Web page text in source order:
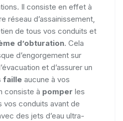
Il consiste en effet à
réseau d’assainissement,
de tous vos conduits et
d’obturation. Cela
d’engorgement sur
et d’assurer un
faille aucune à vos
consiste à pomper les
vos conduits avant de
des jets d’eau ultra-